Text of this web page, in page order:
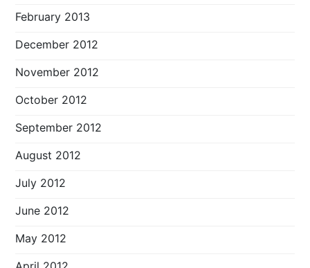
February 2013
December 2012
November 2012
October 2012
September 2012
August 2012
July 2012
June 2012
May 2012